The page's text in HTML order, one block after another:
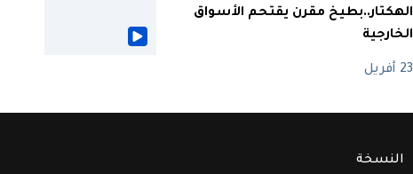
الهكتار..بطيخ مقرن يقتحم الأسواق
الخارجية
23 أفريل
النسخة